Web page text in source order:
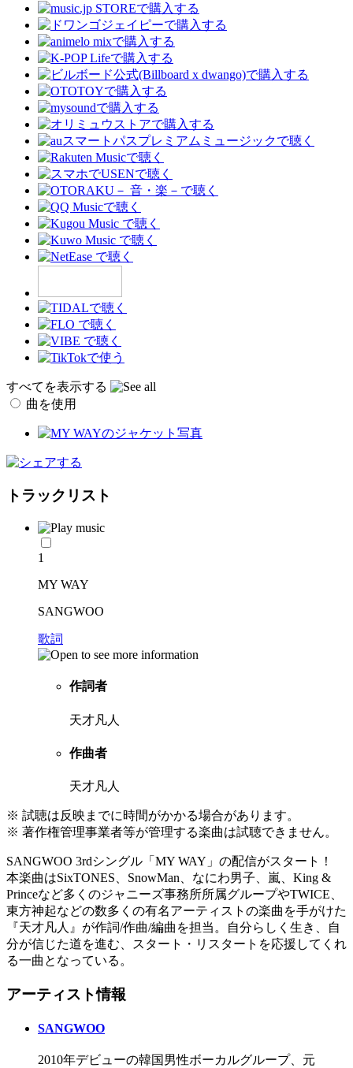
すべてを表示する
曲を使用
トラックリスト
1
MY WAY
SANGWOO
歌詞
作詞者
天才凡人
作曲者
天才凡人
※ 試聴は反映までに時間がかかる場合があります。
※ 著作権管理事業者等が管理する楽曲は試聴できません。
SANGWOO 3rdシングル「MY WAY」の配信がスタート！
本楽曲はSixTONES、SnowMan、なにわ男子、嵐、King &
Princeなど多くのジャニーズ事務所所属グループやTWICE、
東方神起などの数多くの有名アーティストの楽曲を手がけた
『天才凡人』が作詞/作曲/編曲を担当。自分らしく生き、自
分が信じた道を進む、スタート・リスタートを応援してくれ
る一曲となっている。
アーティスト情報
SANGWOO
2010年デビューの韓国男性ボーカルグループ、元